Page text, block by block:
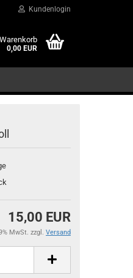
Kundenlogin
0,00 EUR
15,00 EUR
MwSt. zzgl. Versand